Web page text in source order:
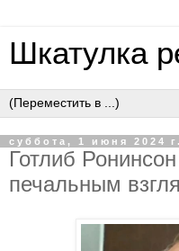
Шкатулка
суббота, 1 июня 2024 г.
Готлиб
печальным